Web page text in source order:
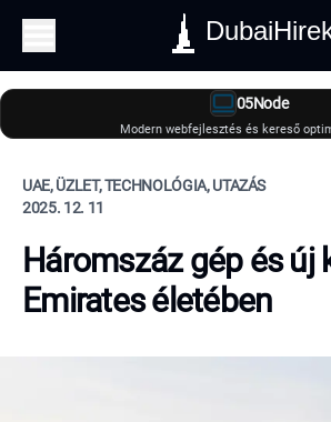
05Node
Modern webfejlesztés és kereső
UAE, ÜZLET, TECHNOLÓGIA, UTAZÁS
2025. 12. 11
Háromszáz gép és új
Emirates életében